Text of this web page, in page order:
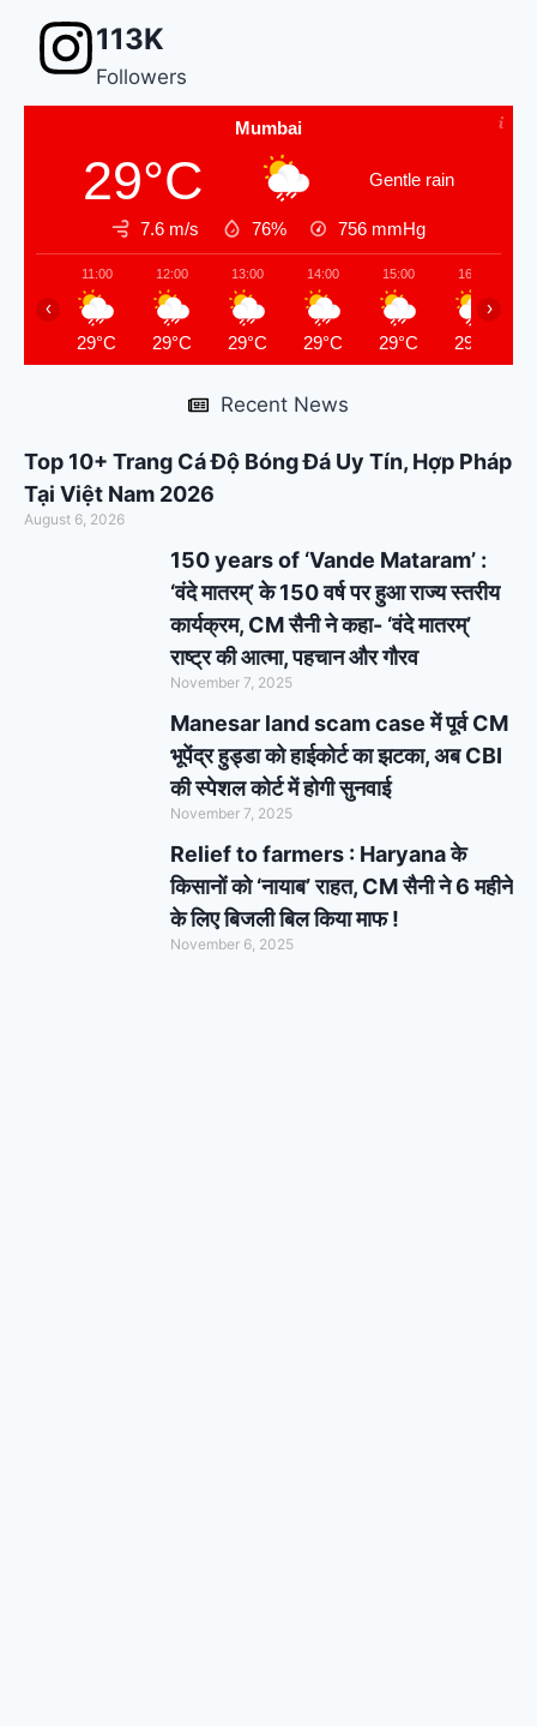
113K
Followers
Mumbai
29°C Gentle rain
7.6 m/s 76% 756 mmHg
11:00
29°C
12:00
29°C
13:00
29°C
14:00
29°C
15:00
29°C
16:00
29°C
‹ ›
Recent News
Top 10+ Trang Cá Độ Bóng Đá Uy Tín, Hợp Pháp
Tại Việt Nam 2026
August 6, 2026
150 years of ‘Vande Mataram’ :
‘वंदे मातरम्’ के 150 वर्ष पर हुआ राज्य स्तरीय
कार्यक्रम, CM सैनी ने कहा- ‘वंदे मातरम्’
राष्ट्र की आत्मा, पहचान और गौरव
November 7, 2025
Manesar land scam case में पूर्व CM
भूपेंद्र हुड्डा को हाईकोर्ट का झटका, अब CBI
की स्पेशल कोर्ट में होगी सुनवाई
November 7, 2025
Relief to farmers : Haryana के
किसानों को ‘नायाब’ राहत, CM सैनी ने 6 महीने
के लिए बिजली बिल किया माफ !
November 6, 2025